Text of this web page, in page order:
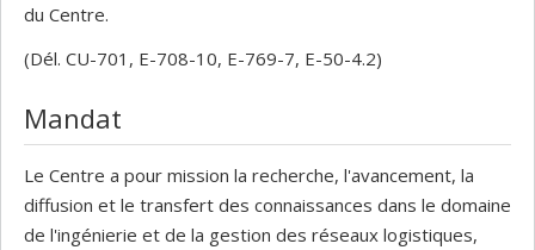
du Centre.
(Dél. CU-701, E-708-10, E-769-7, E-50-4.2)
Mandat
Le Centre a pour mission la recherche, l'avancement, la
diffusion et le transfert des connaissances dans le domaine
de l'ingénierie et de la gestion des réseaux logistiques,